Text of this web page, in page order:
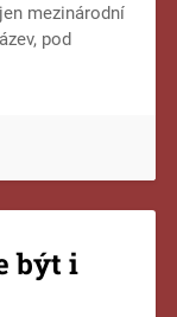
mezinárodní
pod
být i